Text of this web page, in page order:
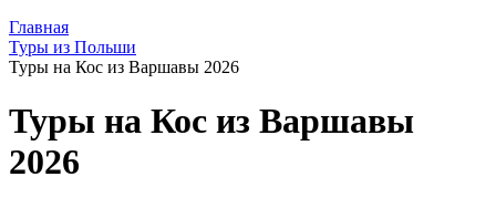
Главная
Туры из Польши
Туры на Кос из Варшавы 2026
Туры на Кос из Варшавы
2026